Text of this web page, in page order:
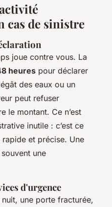
cas de sinistre
joue contre vous. La
heures pour déclarer
des eaux ou un
peut refuser
le montant. Ce n’est
inutile : c’est ce
et précise. Une
une
d'urgence
nuit, une porte fracturée,